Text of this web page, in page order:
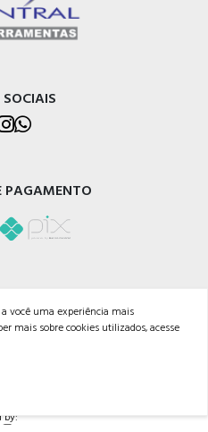
SOCIAIS
PAGAMENTO
GMR LTDA
0001-03
Segalla, 11039
Caxias do Sul-RS
by:
você uma experiência mais
mais sobre cookies utilizados, acesse